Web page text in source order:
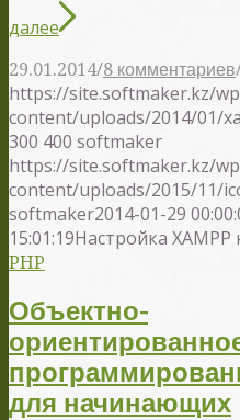
далее
29.01.2014/8 комментариев
https://site.softmaker.kz/
content/uploads/2014/01/
300 400 softmaker
https://site.softmaker.kz/
content/uploads/2015/11/
softmaker2014-01-29
15:01:19Настройка XAMPP
PHP
Объектно-
для начинающих